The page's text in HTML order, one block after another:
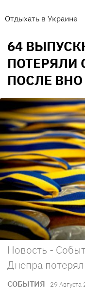
Отдыхать в Украине
64
ПОТЕРЯЛИ
ПОСЛЕ ВНО
Новость -
Днепра
СОБЫТИЯ 29